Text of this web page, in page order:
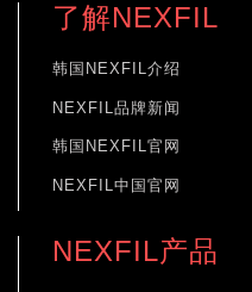
了解NEXFIL
韩国NEXFIL介绍
NEXFIL品牌新闻
韩国NEXFIL官网
NEXFIL中国官网
NEXFIL产品